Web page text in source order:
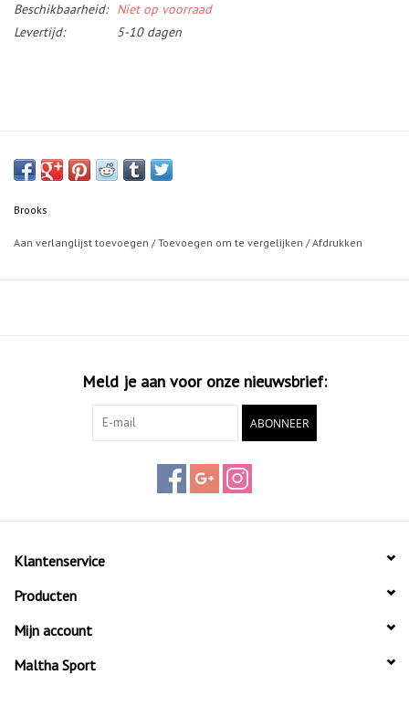
Beschikbaarheid:
Niet op voorraad
Levertijd:
5-10 dagen
Brooks
Aan verlanglijst toevoegen /Toevoegen om te vergelijken /Afdrukken
Meld je aan voor onze nieuwsbrief:
ABONNEER
Klantenservice
Producten
Mijn account
Maltha Sport